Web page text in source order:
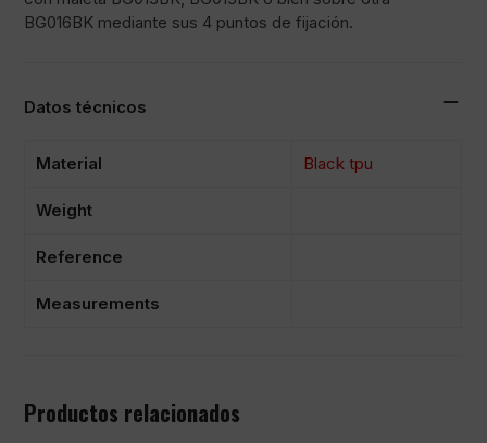
BG016BK mediante sus 4 puntos de fijación.
Datos técnicos
Material Black tpu
Weight
Reference
Measurements
Productos relacionados